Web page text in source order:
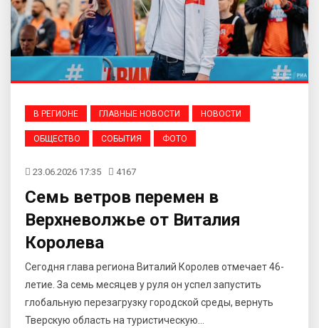
В РЕГИОНЕ ГЛАВНЫЕ НОВОСТИ НОВОСТИ
ОБЩЕСТВО СОБЫТИЯ ФОТО
23.06.2026 17:35 4167
Семь ветров перемен в
Верхневолжье от Виталия
Королева
Сегодня глава региона Виталий Королев отмечает 46-
летие. За семь месяцев у руля он успел запустить
глобальную перезагрузку городской среды, вернуть
Тверскую область на туристическую...